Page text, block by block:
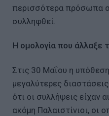
περισσότερα πρόσωπα
συλληφθεί.
Η ομολογία που άλλαξε
Στις 30 Μαΐου η
μεγαλύτερες
ότι οι συλλήψεις είχαν
ακόμη Παλαιστίνιοι, οι